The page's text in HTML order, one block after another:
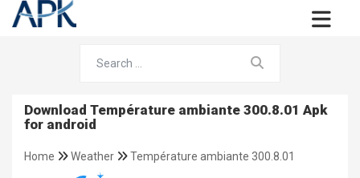
Download Température ambiante 300.8.01 Apk
for android
Home Weather Température ambiante 300.8.01